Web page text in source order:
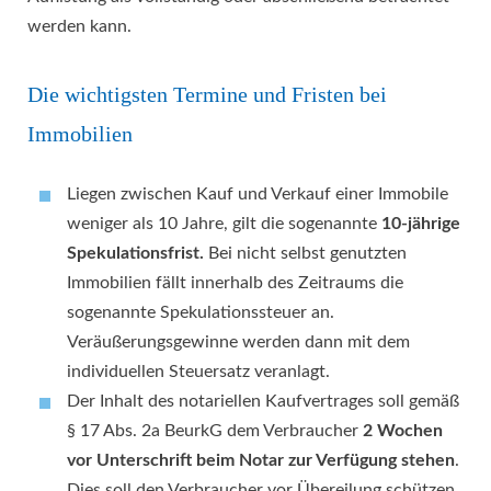
werden kann.
Die wichtigsten Termine und Fristen bei
Immobilien
Liegen zwischen Kauf und Verkauf einer Immobile
weniger als 10 Jahre, gilt die sogenannte 10-jährige
Spekulationsfrist. Bei nicht selbst genutzten
Immobilien fällt innerhalb des Zeitraums die
sogenannte Spekulationssteuer an.
Veräußerungsgewinne werden dann mit dem
individuellen Steuersatz veranlagt.
Der Inhalt des notariellen Kaufvertrages soll gemäß
§ 17 Abs. 2a BeurkG dem Verbraucher 2 Wochen
vor Unterschrift beim Notar zur Verfügung stehen.